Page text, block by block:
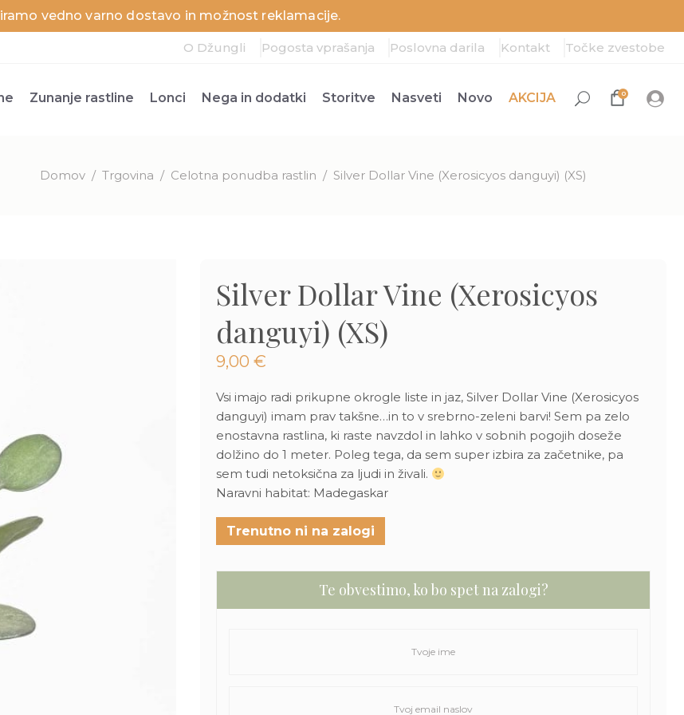
vedno varno dostavo in možnost reklamacije.
O Džungli Pogosta vprašanja Poslovna darila Kontakt Točke zvestobe
Zunanje rastline Lonci Nega in dodatki Storitve Nasveti Novo AKCIJA 0
Domov / Trgovina / Celotna ponudba rastlin / Silver Dollar Vine (Xerosicyos danguyi) (XS)
Silver Dollar Vine (Xerosicyos
danguyi) (XS)
9,00 €
Vsi imajo radi prikupne okrogle liste in jaz, Silver Dollar Vine (Xerosicyos
danguyi) imam prav takšne…in to v srebrno-zeleni barvi! Sem pa zelo
enostavna rastlina, ki raste navzdol in lahko v sobnih pogojih doseže
dolžino do 1 meter. Poleg tega, da sem super izbira za začetnike, pa
sem tudi netoksična za ljudi in živali.
Naravni habitat: Madegaskar
Trenutno ni na zalogi
Te obvestimo, ko bo spet na zalogi?